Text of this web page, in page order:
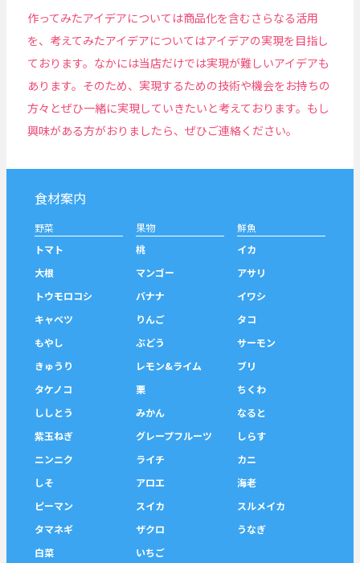
作ってみたアイデアについては商品化を含むさらなる活用
を、考えてみたアイデアについてはアイデアの実現を目指し
ております。なかには当店だけでは実現が難しいアイデアも
あります。そのため、実現するための技術や機会をお持ちの
方々とぜひ一緒に実現していきたいと考えております。もし
興味がある方がおりましたら、ぜひご連絡ください。
食材案内
野菜
トマト
大根
トウモロコシ
キャベツ
もやし
きゅうり
タケノコ
ししとう
紫玉ねぎ
ニンニク
しそ
ピーマン
タマネギ
白菜
果物
桃
マンゴー
バナナ
りんご
ぶどう
レモン&ライム
栗
みかん
グレープフルーツ
ライチ
アロエ
スイカ
ザクロ
いちご
鮮魚
イカ
アサリ
イワシ
タコ
サーモン
ブリ
ちくわ
なると
しらす
カニ
海老
スルメイカ
うなぎ